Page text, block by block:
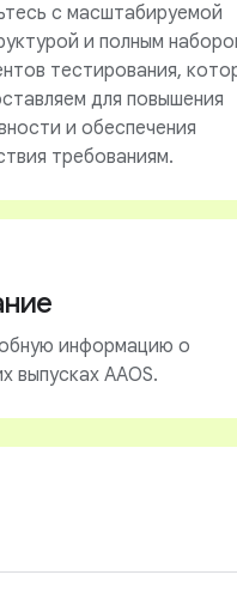
с масштабируемой
и полным
тестирования,
для повышения
и обеспечения
требованиям.
информацию о
выпусках AAOS.